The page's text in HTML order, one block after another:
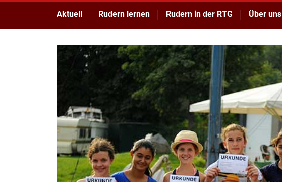
Aktuell Rudern lernen Rudern in der RTG Über uns